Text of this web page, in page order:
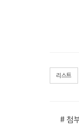
리스트
# 첨